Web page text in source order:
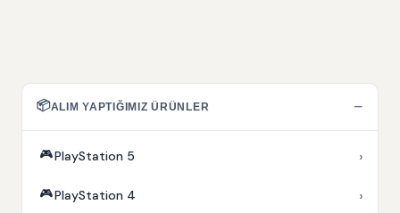
📦ALIM YAPTIĞIMIZ ÜRÜNLER −
🎮PlayStation 5 ›
🎮PlayStation 4 ›